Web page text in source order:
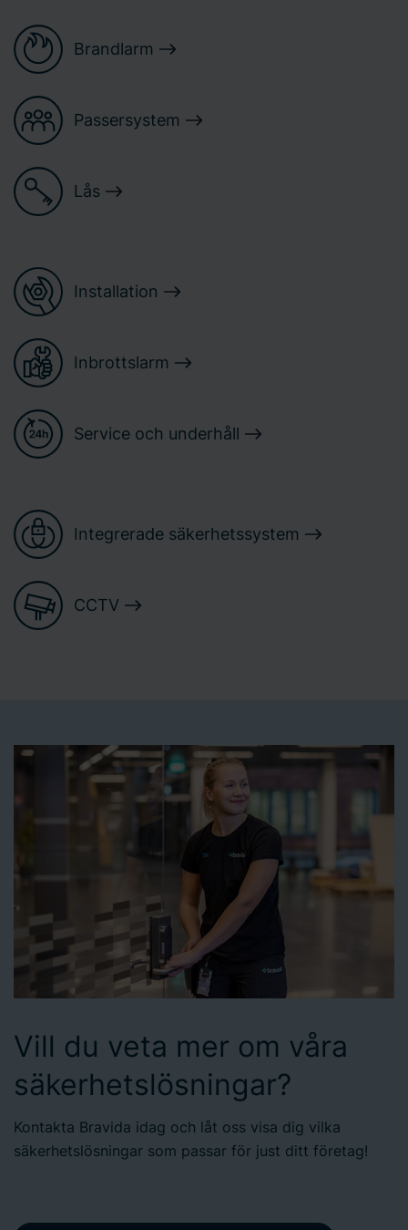
Brandlarm
Passersystem
Lås
Installation
Inbrottslarm
Service och underhåll
Integrerade säkerhetssystem
CCTV
Vill du veta mer om våra
säkerhetslösningar?
Kontakta Bravida idag och låt oss visa dig vilka
säkerhetslösningar som passar för just ditt företag!